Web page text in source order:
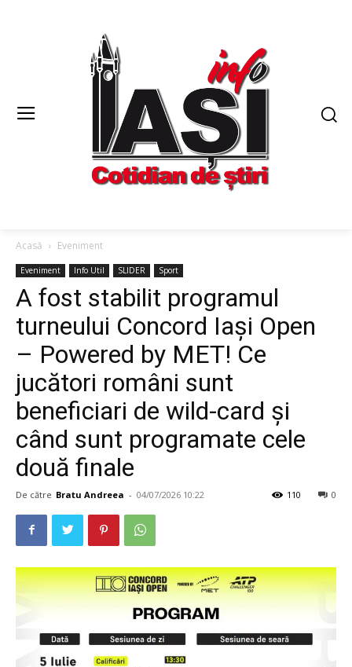
Acasă Eveniment
Eveniment Info Util SLIDER Sport
A fost stabilit programul
turneului Concord Iași Open
– Powered by MET! Ce
jucători români sunt
beneficiari de wild-card și
când sunt programate cele
două finale
De către Bratu Andreea - 04/07/2026 10:22 0
110